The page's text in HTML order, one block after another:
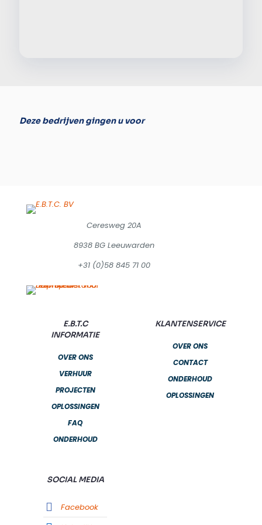
Deze bedrijven gingen u voor
Ceresweg 20A
8938 BG Leeuwarden
+31 (0)58 845 71 00
E.B.T.C
INFORMATIE
OVER ONS
VERHUUR
PROJECTEN
OPLOSSINGEN
FAQ
ONDERHOUD
KLANTENSERVICE
OVER ONS
CONTACT
ONDERHOUD
OPLOSSINGEN
SOCIAL MEDIA
Facebook